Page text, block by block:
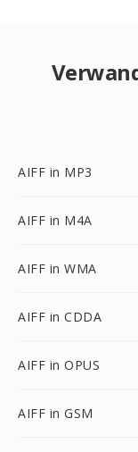
AIFF in MP3
AIFF in M4A
AIFF in WMA
AIFF in CDDA
AIFF in OPUS
AIFF in GSM